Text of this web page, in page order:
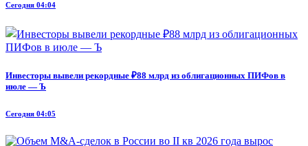
Сегодня 04:04
Инвесторы вывели рекордные ₽88 млрд из облигационных ПИФов в
июле — Ъ
Сегодня 04:05